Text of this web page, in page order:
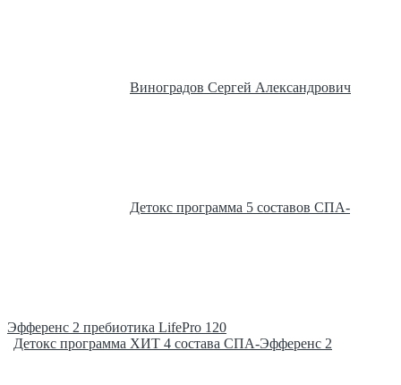
Виноградов Сергей Александрович
Детокс программа 5 составов СПА-
Эфференс 2 пребиотика LifePro 120
Детокс программа ХИТ 4 состава СПА-Эфференс 2